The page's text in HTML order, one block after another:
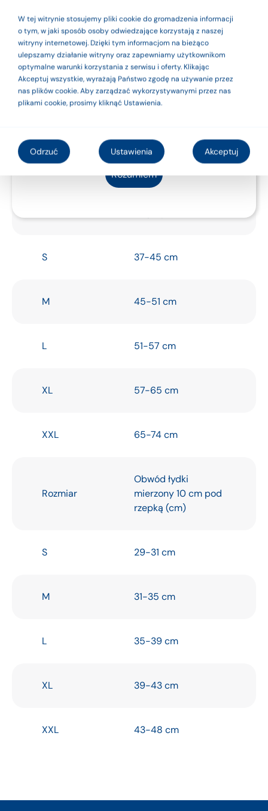
Tabela rozmiarów
Obwód uda
S 37-45 cm
M 45-51 cm
L 51-57 cm
XL 57-65 cm
XXL 65-74 cm
Rozmiar
Obwód łydki
mierzony 10 cm pod
rzepką (cm)
S 29-31 cm
M 31-35 cm
L 35-39 cm
XL 39-43 cm
XXL 43-48 cm
wyrobami
medycznymi. Dla
bezpieczeństwa
używaj ich zgodnie
z instrukcją
etykietą.
Rozumiem
W tej witrynie stosujemy pliki cookie do gromadzenia informacji
o tym, w jaki sposób osoby odwiedzające korzystają z naszej
witryny internetowej. Dzięki tym informacjom na bieżąco
ulepszamy działanie witryny oraz zapewniamy użytkownikom
optymalne warunki korzystania z serwisu i oferty. Klikając
Akceptuj wszystkie, wyrażają Państwo zgodę na używanie przez
nas plików cookie. Aby zarządzać wykorzystywanymi przez nas
plikami cookie, prosimy kliknąć Ustawienia.
Odrzuć Ustawienia Akceptuj